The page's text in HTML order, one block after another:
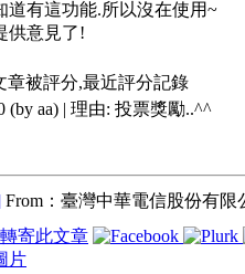
道有這功能.所以沒在使用~
供意見了!
章被評分,最近評分記錄
(by aa) | 理由: 投票獎勵..^^
From：臺灣中華電信股份有限